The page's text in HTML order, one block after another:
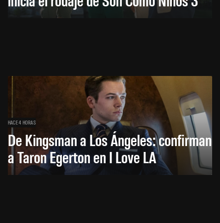
HACE 4 HORAS
De Kingsman a Los Ángeles: confirman
a Taron Egerton en I Love LA